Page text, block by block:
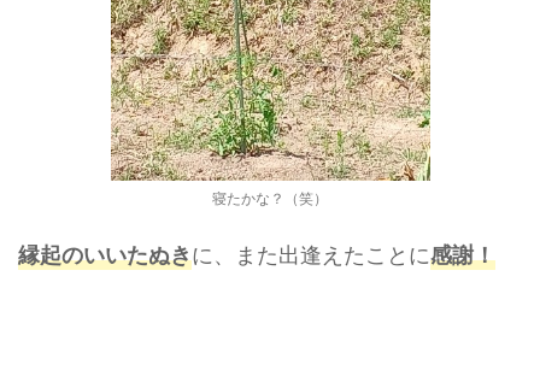
寝たかな？（笑）
縁起のいいたぬきに、また出逢えたことに感謝！